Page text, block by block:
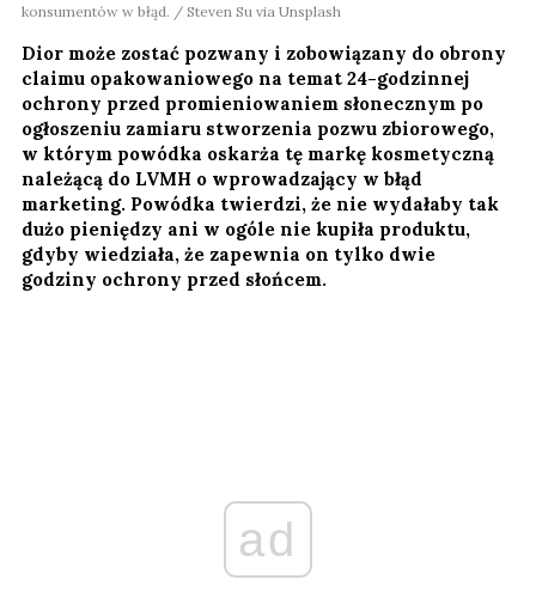
konsumentów w błąd. / Steven Su via Unsplash
Dior może zostać pozwany i zobowiązany do obrony
claimu opakowaniowego na temat 24-godzinnej
ochrony przed promieniowaniem słonecznym po
ogłoszeniu zamiaru stworzenia pozwu zbiorowego,
w którym powódka oskarża tę markę kosmetyczną
należącą do LVMH o wprowadzający w błąd
marketing. Powódka twierdzi, że nie wydałaby tak
dużo pieniędzy ani w ogóle nie kupiła produktu,
gdyby wiedziała, że zapewnia on tylko dwie
godziny ochrony przed słońcem.
ad